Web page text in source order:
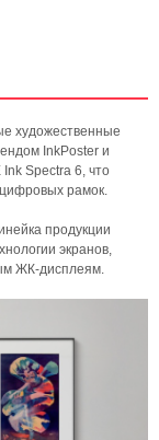
художественные
InkPoster и
Spectra 6, что
рамок.
продукции
экранов,
ЖК-дисплеям.